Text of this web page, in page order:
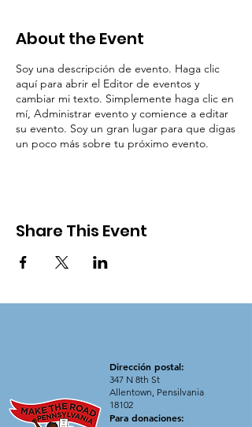
About the Event
Soy una descripción de evento. Haga clic
aquí para abrir el Editor de eventos y
cambiar mi texto. Simplemente haga clic en
mí, Administrar evento y comience a editar
su evento. Soy un gran lugar para que digas
un poco más sobre tu próximo evento.
Share This Event
Dirección postal:
347 N 8th St
Allentown, Pensilvania
18102
Para donaciones: